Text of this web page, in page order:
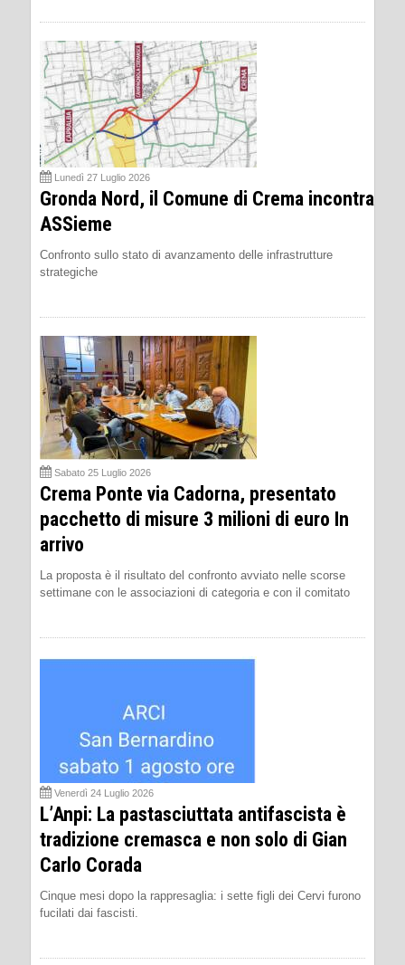
Lunedì 27 Luglio 2026
Gronda Nord, il Comune di Crema incontra
ASSieme
Confronto sullo stato di avanzamento delle infrastrutture
strategiche
Sabato 25 Luglio 2026
Crema Ponte via Cadorna, presentato
pacchetto di misure 3 milioni di euro In
arrivo
La proposta è il risultato del confronto avviato nelle scorse
settimane con le associazioni di categoria e con il comitato
Venerdì 24 Luglio 2026
L’Anpi: La pastasciuttata antifascista è
tradizione cremasca e non solo di Gian
Carlo Corada
Cinque mesi dopo la rappresaglia: i sette figli dei Cervi furono
fucilati dai fascisti.